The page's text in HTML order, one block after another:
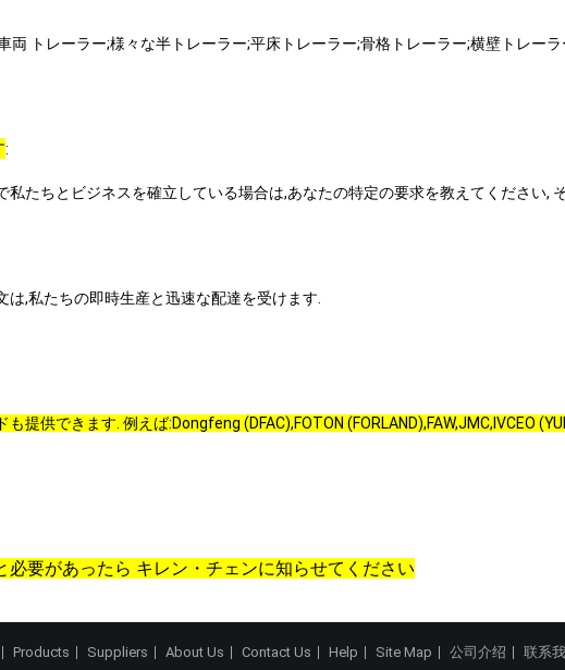
両 トレーラー;様々な半トレーラー;平床トレーラー;骨格トレーラー;横壁トレー
:
私たちとビジネスを確立している場合は,あなたの特定の要求を教えてください,
は,私たちの即時生産と迅速な配達を受けます.
提供できます. 例えば:Dongfeng (DFAC),FOTON (FORLAND),FAW,JMC,IVCEO
必要があったら キレン・チェンに知らせてください
Products Suppliers About Us Contact Us Help Site Map 公司介绍 联系